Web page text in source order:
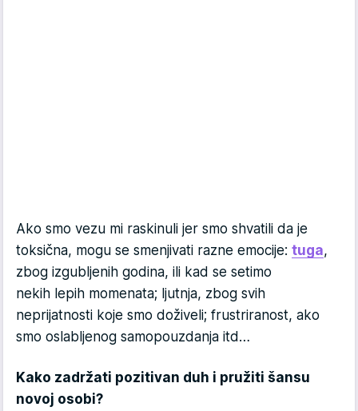
Ako smo vezu mi raskinuli jer smo shvatili da je
toksična, mogu se smenjivati razne emocije: tuga,
zbog izgubljenih godina, ili kad se setimo
nekih lepih momenata; ljutnja, zbog svih
neprijatnosti koje smo doživeli; frustriranost, ako
smo oslabljenog samopouzdanja itd…
Kako zadržati pozitivan duh i pružiti šansu
novoj osobi?